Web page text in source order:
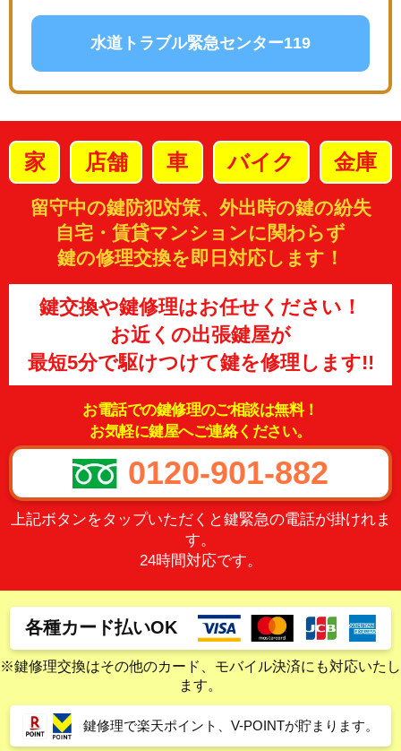
水道トラブル緊急センター119
家 店舗 車 バイク 金庫
留守中の鍵防犯対策、外出時の鍵の紛失
自宅・賃貸マンションに関わらず
鍵の修理交換を即日対応します！
鍵交換や鍵修理はお任せください！
お近くの出張鍵屋が
最短5分で駆けつけて鍵を修理します!!
お電話での鍵修理のご相談は無料！
お気軽に鍵屋へご連絡ください。
0120-901-882
上記ボタンをタップいただくと鍵緊急の電話が掛けれま
す。
24時間対応です。
各種カード払いOK
※鍵修理交換はその他のカード、モバイル決済にも対応いたし
ます。
鍵修理で楽天ポイント、V-POINTが貯まります。